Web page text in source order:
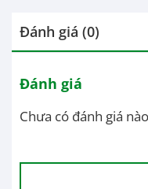
Đánh giá (0)
Đánh giá
Chưa có đánh giá